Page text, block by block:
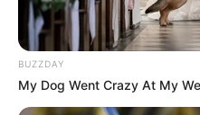
BUZZDAY
My Dog Went Crazy At My